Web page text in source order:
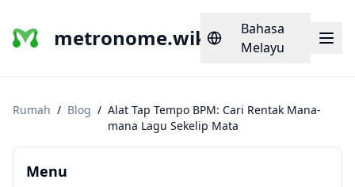
metronome.wiki
Bahasa
Melayu
Rumah / Blog / Alat Tap Tempo BPM: Cari Rentak Mana-
mana Lagu Sekelip Mata
Menu